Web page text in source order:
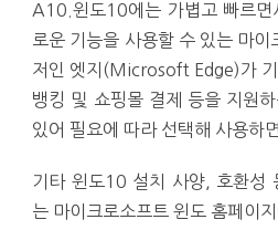
A10.윈도10에는 가볍고 빠르면
로운 기능을 사용할 수 있는 마
저인 엣지(Microsoft Edge)가
뱅킹 및 쇼핑몰 결제 등을 지원
있어 필요에 따라 선택해 사용하
기타 윈도10 설치 사양, 호환성
는 마이크로소프트 윈도 홈페이